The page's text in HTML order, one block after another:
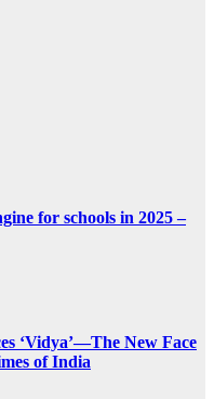
for schools in 2025 –
‘Vidya’—The New Face
of India